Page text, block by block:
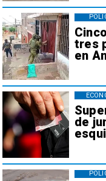
tres
en
de